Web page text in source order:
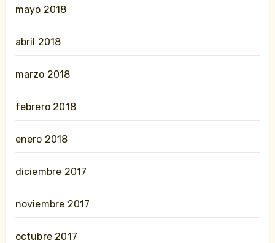
mayo 2018
abril 2018
marzo 2018
febrero 2018
enero 2018
diciembre 2017
noviembre 2017
octubre 2017